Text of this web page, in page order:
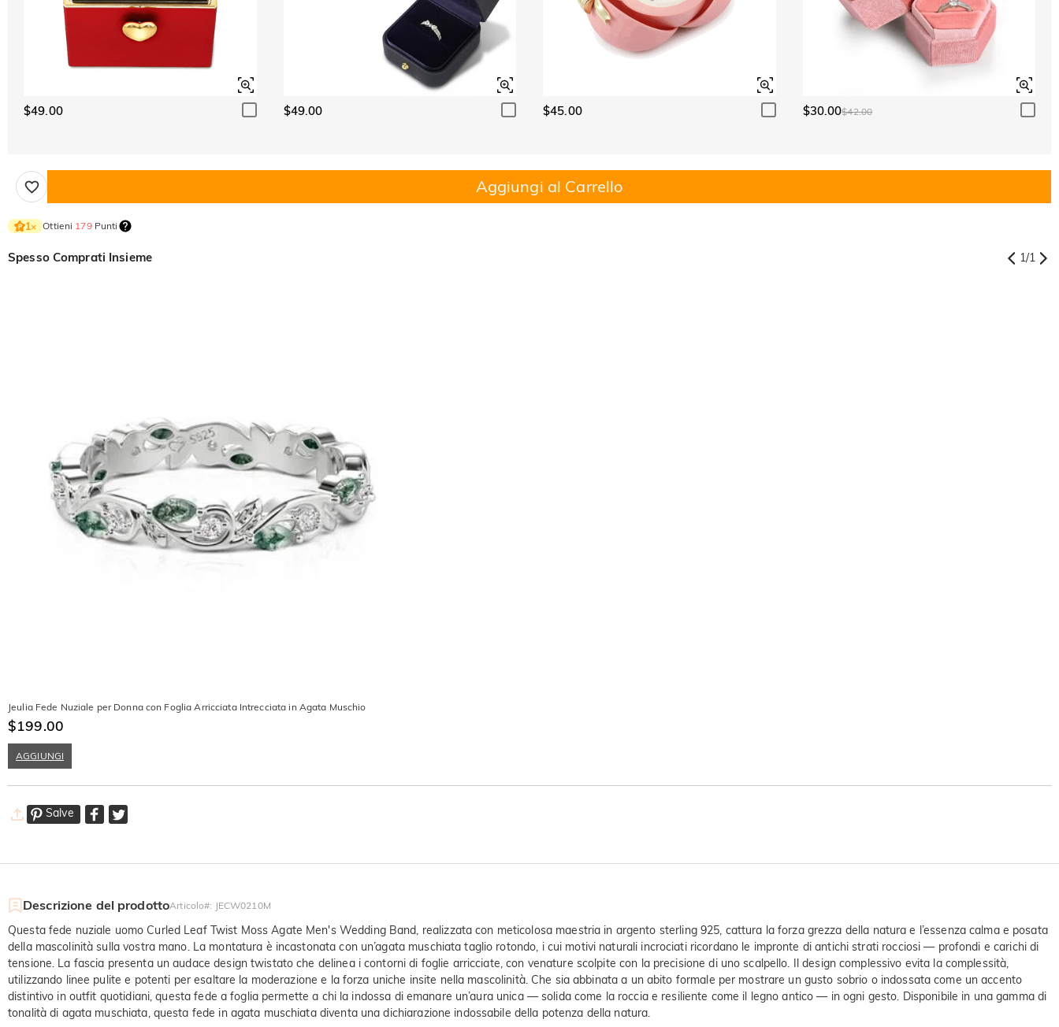
$49.00 $49.00 $45.00 $30.00$42.00
Aggiungi al Carrello
1× Ottieni 179Punti
Spesso Comprati Insieme 1/1
Jeulia Fede Nuziale per Donna con Foglia Arricciata Intrecciata in Agata Muschio
$199.00
AGGIUNGI
Salve
Descrizione del prodottoArticolo#: JECW0210M
Questa fede nuziale uomo Curled Leaf Twist Moss Agate Men's Wedding Band, realizzata con meticolosa maestria in argento sterling 925, cattura la forza grezza della natura e l’essenza calma e posata
della mascolinità sulla vostra mano. La montatura è incastonata con un’agata muschiata taglio rotondo, i cui motivi naturali incrociati ricordano le impronte di antichi strati rocciosi — profondi e carichi di
tensione. La fascia presenta un audace design twistato che delinea i contorni di foglie arricciate, con venature scolpite con la precisione di uno scalpello. Il design complessivo evita la complessità,
utilizzando linee pulite e potenti per esaltare la moderazione e la forza uniche insite nella mascolinità. Che sia abbinata a un abito formale per mostrare un gusto sobrio o indossata come un accento
distintivo in outfit quotidiani, questa fede a foglia permette a chi la indossa di emanare un’aura unica — solida come la roccia e resiliente come il legno antico — in ogni gesto. Disponibile in una gamma di
tonalità di agata muschiata, questa fede in agata muschiata diventa una dichiarazione indossabile della potenza della natura.